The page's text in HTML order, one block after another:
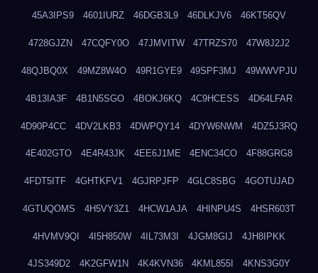
45A3IPS9 4601IURZ 46DGB3L9 46DLKJV6 46KT56QV
4728GJZN 47CQFY0O 47JMVITW 47TRZS70 47W8J2J2
48QJBQ0X 49MZ8W4O 49R1GYE9 49SPF3MJ 49WWVPJU
4B13IA3F 4B1N5SGO 4BOKJ6KQ 4C9HCESS 4D64LFAR
4D90P4CC 4DV2LKB3 4DWPQY14 4DYW6NWM 4DZ5J3RQ
4E402GTO 4E4R43JK 4EE6J1ME 4ENC34CO 4F88GRG8
4FDT5ITF 4GHTKFV1 4GJRPJFP 4GLC8SBG 4GOTUJAD
4GTUQOMS 4H5VY3Z1 4HCW1AJA 4HINPU4S 4HSR603T
4HVMV9QI 4I5H850W 4IL73M3I 4JGM8GIJ 4JH8IPKK
4JS349D2 4K2GFW1N 4K4KVN36 4KML855I 4KNS3G0Y